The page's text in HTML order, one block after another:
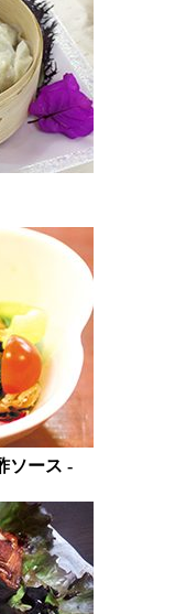
ソース -